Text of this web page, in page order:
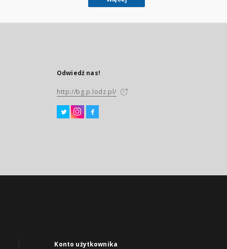
Odwiedź nas!
http://bg.p.lodz.pl/
Konto użytkownika